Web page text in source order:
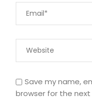
Save my name,
browser for the